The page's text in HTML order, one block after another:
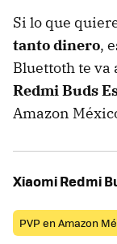
Si lo que
tanto dinero,
Bluettoth te va
Redmi Buds
Amazon
Xiaomi Redmi
PVP en Amazon